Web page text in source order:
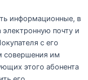
информационные, в
почту и
с его
совершения им
этого абонента